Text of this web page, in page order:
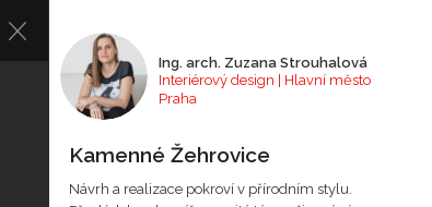
Ing. arch. Zuzana Strouhalová
Interiérový design | Hlavní město
Praha
Kamenné Žehrovice
Návrh a realizace pokroví v přírodním stylu.